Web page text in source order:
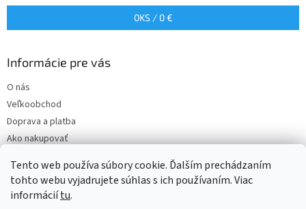
Tento web používa súbory cookie. Ďalším prechádzaním
tohto webu vyjadrujete súhlas s ich používaním. Viac
informáciítu.
0KS / 0 €
Informácie pre vás
O nás
Veľkoobchod
Doprava a platba
Ako nakupovať
Podmienky ochrany osobných údajov